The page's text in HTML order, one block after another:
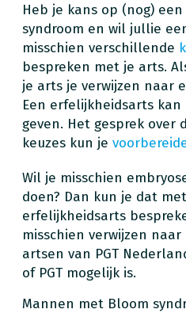
Heb je kans op (nog)
syndroom en wil jullie
misschien verschillende
bespreken met je arts.
je arts je verwijzen naar
Een erfelijkheidsarts
geven. Het gesprek over
keuzes kun je
Wil je misschien
doen? Dan kun je dat
erfelijkheidsarts
misschien verwijzen naar
artsen van PGT
of PGT mogelijk is.
Mannen met Bloom